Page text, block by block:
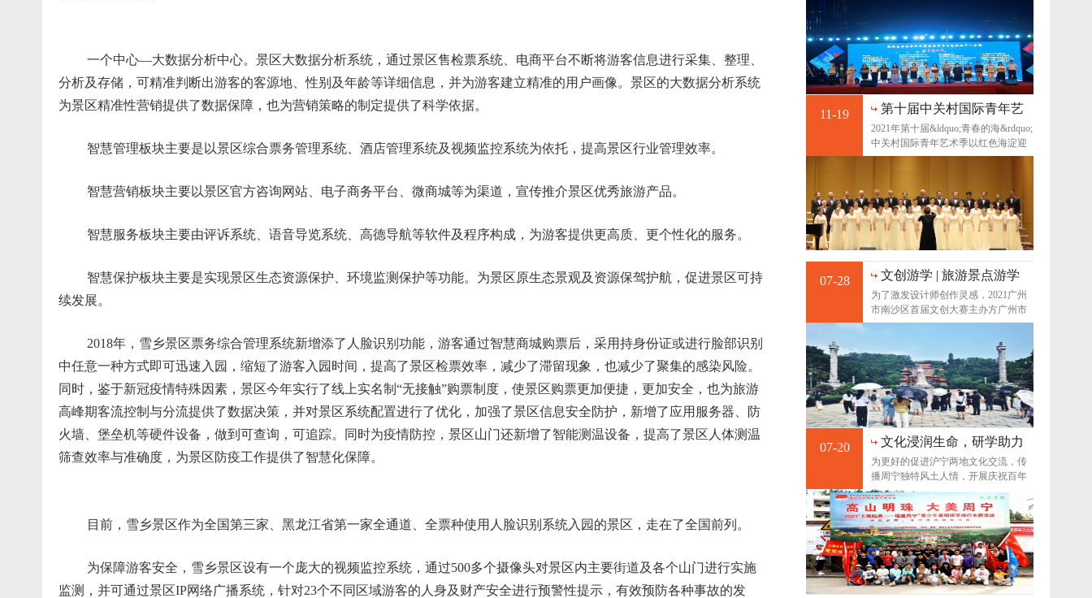
一个中心—大数据分析中心。景区大数据分析系统，通过景区售检票系统、电商平台不断将游客信息进行采集、整理、
分析及存储，可精准判断出游客的客源地、性别及年龄等详细信息，并为游客建立精准的用户画像。景区的大数据分析系统
为景区精准性营销提供了数据保障，也为营销策略的制定提供了科学依据。
智慧管理板块主要是以景区综合票务管理系统、酒店管理系统及视频监控系统为依托，提高景区行业管理效率。
智慧营销板块主要以景区官方咨询网站、电子商务平台、微商城等为渠道，宣传推介景区优秀旅游产品。
智慧服务板块主要由评诉系统、语音导览系统、高德导航等软件及程序构成，为游客提供更高质、更个性化的服务。
智慧保护板块主要是实现景区生态资源保护、环境监测保护等功能。为景区原生态景观及资源保驾护航，促进景区可持
续发展。
2018年，雪乡景区票务综合管理系统新增添了人脸识别功能，游客通过智慧商城购票后，采用持身份证或进行脸部识别
中任意一种方式即可迅速入园，缩短了游客入园时间，提高了景区检票效率，减少了滞留现象，也减少了聚集的感染风险。
同时，鉴于新冠疫情特殊因素，景区今年实行了线上实名制“无接触”购票制度，使景区购票更加便捷，更加安全，也为旅游
高峰期客流控制与分流提供了数据决策，并对景区系统配置进行了优化，加强了景区信息安全防护，新增了应用服务器、防
火墙、堡垒机等硬件设备，做到可查询，可追踪。同时为疫情防控，景区山门还新增了智能测温设备，提高了景区人体测温
筛查效率与准确度，为景区防疫工作提供了智慧化保障。
目前，雪乡景区作为全国第三家、黑龙江省第一家全通道、全票种使用人脸识别系统入园的景区，走在了全国前列。
为保障游客安全，雪乡景区设有一个庞大的视频监控系统，通过500多个摄像头对景区内主要街道及各个山门进行实施
监测，并可通过景区IP网络广播系统，针对23个不同区域游客的人身及财产安全进行预警性提示，有效预防各种事故的发
11-19
第十届中关村国际青年艺
术季--红星照耀青春 歌颂
百年征程
2021年第十届&ldquo;青春的海&rdquo;
中关村国际青年艺术季以红色海淀迎
接中国共产党成
07-28
文创游学 | 旅游景点游学
回顾，定义南沙新名片
为了激发设计师创作灵感，2021广州
市南沙区首届文创大赛主办方广州市
南沙区文化广电旅
07-20
文化浸润生命，研学助力
成长|2021你好暑假青少年
暑期周宁研学旅行成功举
办
为更好的促进沪宁两地文化交流，传
播周宁独特风土人情，开展庆祝百年
新时代文明实践系列主